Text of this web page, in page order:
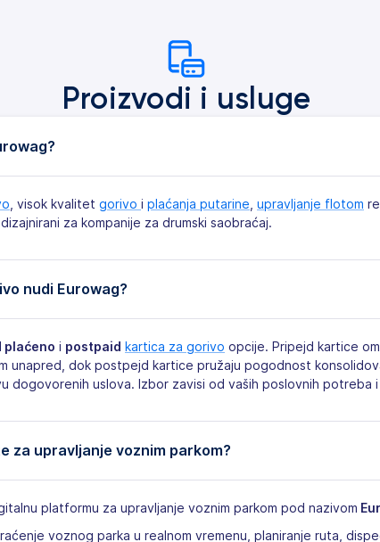
Proizvodi i usluge
, visok kvalitet gorivo i plaćanja putarine upravljanje flotom
za kompanije za drumski saobraćaj.
nudi Eurowag?
plaćeno i postpaid kartica za gorivo opcije. Pripejd kartice
unapred, dok postpejd kartice pružaju pogodnost
dogovorenih uslova. Izbor zavisi od vaših poslovnih potreba
za upravljanje voznim parkom?
platformu za upravljanje voznim parkom pod nazivom
voznog parka u realnom vremenu, planiranje ruta,